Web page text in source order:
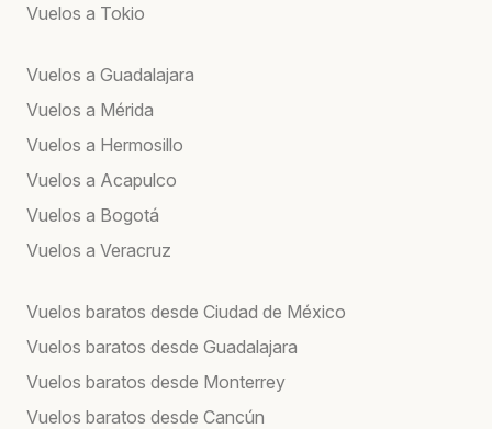
Vuelos a Tokio
Vuelos a Guadalajara
Vuelos a Mérida
Vuelos a Hermosillo
Vuelos a Acapulco
Vuelos a Bogotá
Vuelos a Veracruz
Vuelos baratos desde Ciudad de México
Vuelos baratos desde Guadalajara
Vuelos baratos desde Monterrey
Vuelos baratos desde Cancún